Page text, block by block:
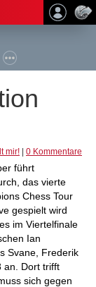
mir! 0 Kommentare
führt
das vierte
Chess Tour
gespielt wird
im Viertelfinale
Ian
Svane, Frederik
an. Dort trifft
sich gegen